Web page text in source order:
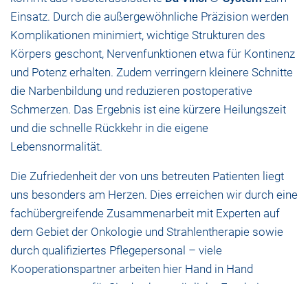
Einsatz. Durch die außergewöhnliche Präzision werden
Komplikationen minimiert, wichtige Strukturen des
Körpers geschont, Nervenfunktionen etwa für Kontinenz
und Potenz erhalten. Zudem verringern kleinere Schnitte
die Narbenbildung und reduzieren postoperative
Schmerzen. Das Ergebnis ist eine kürzere Heilungszeit
und die schnelle Rückkehr in die eigene
Lebensnormalität.
Die Zufriedenheit der von uns betreuten Patienten liegt
uns besonders am Herzen. Dies erreichen wir durch eine
fachübergreifende Zusammenarbeit mit Experten auf
dem Gebiet der Onkologie und Strahlentherapie sowie
durch qualifiziertes Pflegepersonal – viele
Kooperationspartner arbeiten hier Hand in Hand